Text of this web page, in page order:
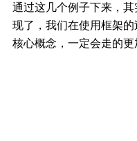
通过这几个例子下来，
现了，我们在使用框架
核心概念，一定会走的更